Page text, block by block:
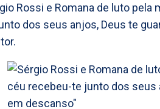
Rossi e Romana de luto pela
dos seus anjos, Deus te